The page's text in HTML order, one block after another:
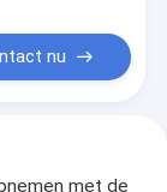
nu
met de